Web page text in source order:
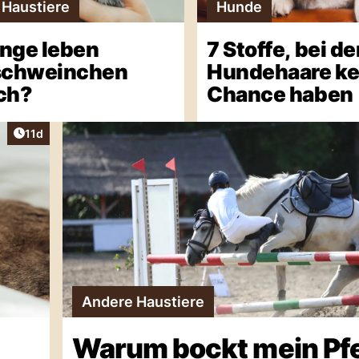
leben
Hunde
7 Stoffe, bei
Hundehaare
Chance haben
Artikel veröffentlicht:
11d
Andere Haustiere
Warum bockt mein